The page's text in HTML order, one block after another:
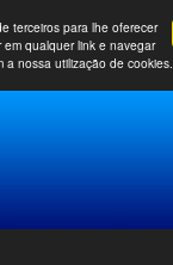
terceiros para lhe oferecer
qualquer link e navegar
nossa utilização de cookies.